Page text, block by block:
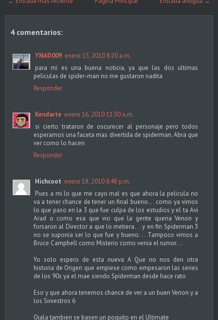
4 comentarios:
YNAD009 enero 15, 2010 8:20 a.m.
para mi es una buena noticia, ya que las dos ultimas
peliculas de spider-man no me gustaron nadita
Responder
Kendarte enero 16, 2010 11:30 a.m.
si cierto trataron de oscurecer al personaje pero todos
esperamos una faceta mas divertida de spiderman. Abra que
ver como lo hacen
Responder
Hichcoot enero 18, 2010 8:48 p.m.
Pues a mi lo que me cayo mal es que ahora la pelicula no
va a tener chance de tener un final bueno. . . como ya vimos
lo que paso en la 3 que fue culpa de los estudios y el ta Avi
Arad o como esa que vio que la gente queria Venon y
forsaron al Director a que lo metiera. . . y en fin Spiderman 3
no se suponia ser lo que fue y bueno. . . Tampoco vimos a
Bruce Campbell como Misterio como venia el rumor. . .
Yo solo espero de esta nueva A Que no nos den otra
historia de Origen que empiese como empesaron las series
de los 90s ya el mae siendo Spiderman desde hace rato
Eso y que ahora tenemos chance de ver a un buen Venon y a
los Siniestros 6
Ojala tambien se basen un poquito en el Ultimate